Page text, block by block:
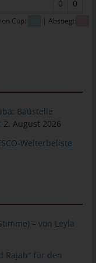
0 0
Cup:
| Abstieg::
Baustelle
2. August 2026
Welterbeliste
– von Leyla
Rajab“ für den
der Technik unserer
die zur
bereitzustellen.
mit dem Ziel
in
personenbezogenen
der Server-Logfiles
Person
auf der
registrieren. Welche
die Verarbeitung
sich aus der